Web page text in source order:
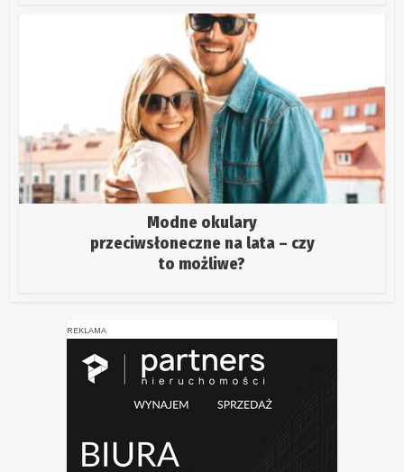
Modne okulary
przeciwsłoneczne na lata – czy
to możliwe?
REKLAMA